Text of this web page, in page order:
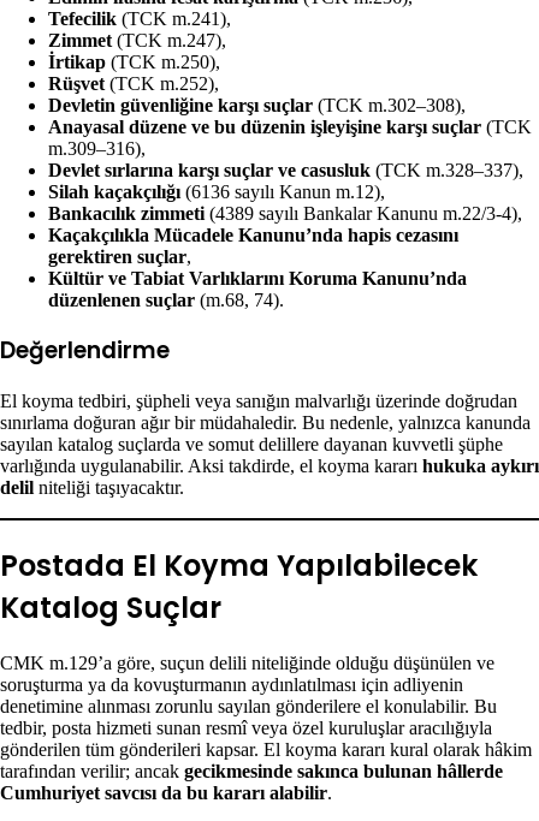
Tefecilik (TCK m.241),
Zimmet (TCK m.247),
İrtikap (TCK m.250),
Rüşvet (TCK m.252),
Devletin güvenliğine karşı suçlar (TCK m.302–308),
Anayasal düzene ve bu düzenin işleyişine karşı suçlar (TCK
m.309–316),
Devlet sırlarına karşı suçlar ve casusluk (TCK m.328–337),
Silah kaçakçılığı (6136 sayılı Kanun m.12),
Bankacılık zimmeti (4389 sayılı Bankalar Kanunu m.22/3-4),
Kaçakçılıkla Mücadele Kanunu’nda hapis cezasını
gerektiren suçlar,
Kültür ve Tabiat Varlıklarını Koruma Kanunu’nda
düzenlenen suçlar (m.68, 74).
Değerlendirme
El koyma tedbiri, şüpheli veya sanığın malvarlığı üzerinde doğrudan
sınırlama doğuran ağır bir müdahaledir. Bu nedenle, yalnızca kanunda
sayılan katalog suçlarda ve somut delillere dayanan kuvvetli şüphe
varlığında uygulanabilir. Aksi takdirde, el koyma kararı hukuka aykırı
delil niteliği taşıyacaktır.
Postada El Koyma Yapılabilecek
Katalog Suçlar
CMK m.129’a göre, suçun delili niteliğinde olduğu düşünülen ve
soruşturma ya da kovuşturmanın aydınlatılması için adliyenin
denetimine alınması zorunlu sayılan gönderilere el konulabilir. Bu
tedbir, posta hizmeti sunan resmî veya özel kuruluşlar aracılığıyla
gönderilen tüm gönderileri kapsar. El koyma kararı kural olarak hâkim
tarafından verilir; ancak gecikmesinde sakınca bulunan hâllerde
Cumhuriyet savcısı da bu kararı alabilir.